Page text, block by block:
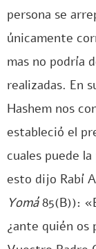
persona se
únicamente
mas no podría
realizadas. En
Hashem nos
estableció el
cuales puede
esto dijo Rabí
Yomá85(B)):
¿ante quién